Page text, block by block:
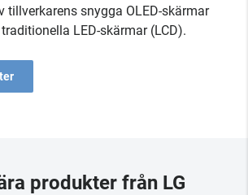
tillverkarens snygga OLED-skärmar
LED-skärmar (LCD).
produkter från LG